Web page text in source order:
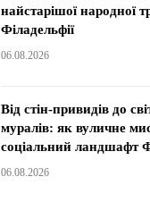
найстарішої народної
Філадельфії
06.08.2026
Від стін-привидів до
муралів: як вуличне
соціальний ландшафт
06.08.2026